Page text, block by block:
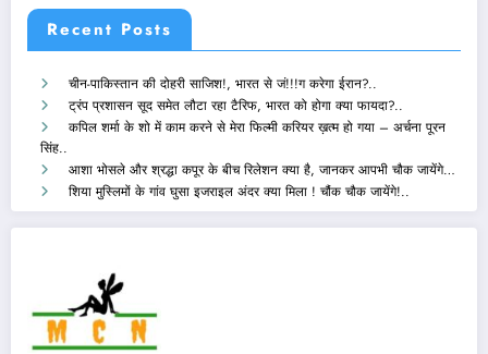
Recent Posts
चीन-पाकिस्तान की दोहरी साजिश!, भारत से जं!!!ग करेगा ईरान?..
ट्रंप प्रशासन सूद समेत लौटा रहा टैरिफ, भारत को होगा क्या फायदा?..
कपिल शर्मा के शो में काम करने से मेरा फिल्मी करियर ख़त्म हो गया – अर्चना पूरन
सिंह..
आशा भोसले और श्रद्धा कपूर के बीच रिलेशन क्या है, जानकर आपभी चौक जायेंगे…
शिया मुस्लिमों के गांव घुसा इजराइल अंदर क्या मिला ! चौंक चौक जायेंगे!..